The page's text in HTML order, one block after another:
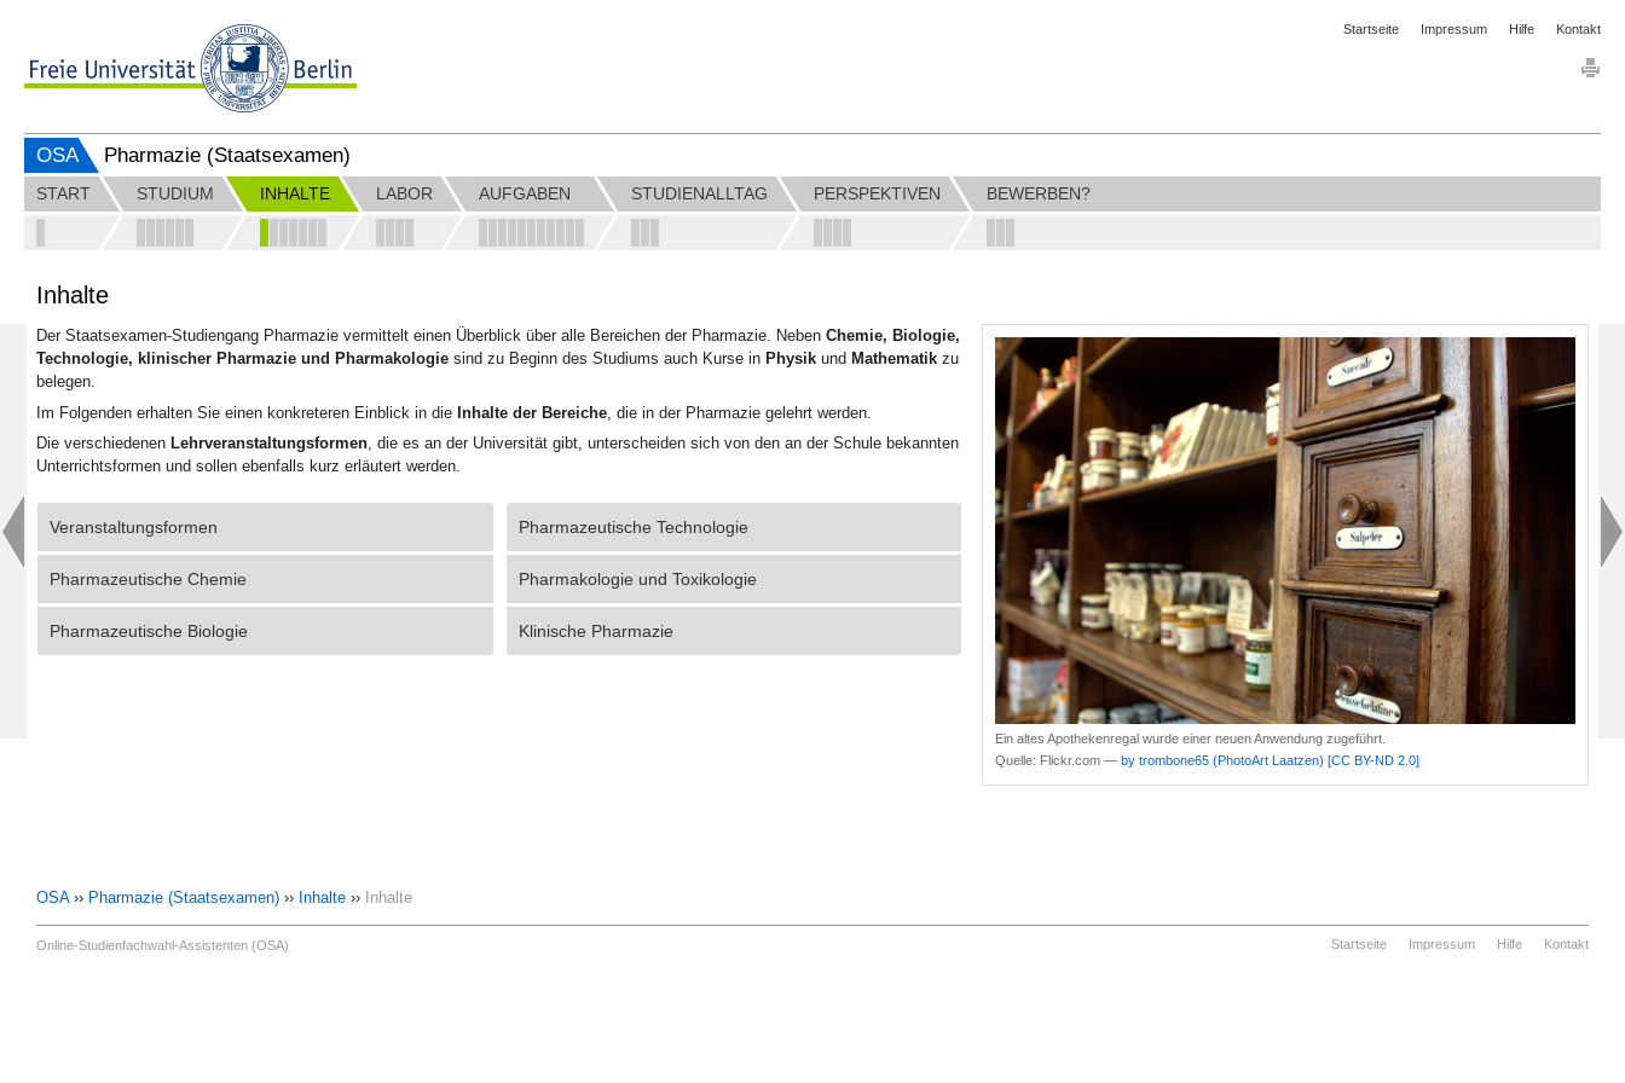
Startseite Impressum Hilfe Kontakt
OSA Pharmazie (Staatsexamen)
START STUDIUM INHALTE LABOR AUFGABEN STUDIENALLTAG PERSPEKTIVEN BEWERBEN?
Inhalte
Der Staatsexamen-Studiengang Pharmazie vermittelt einen Überblick über alle Bereichen der Pharmazie. Neben Chemie, Biologie,
Technologie, klinischer Pharmazie und Pharmakologie sind zu Beginn des Studiums auch Kurse in Physik und Mathematik zu
belegen.
Im Folgenden erhalten Sie einen konkreteren Einblick in die Inhalte der Bereiche , die in der Pharmazie gelehrt werden.
Die verschiedenen Lehrveranstaltungsformen, die es an der Universität gibt, unterscheiden sich von den an der Schule bekannten
Unterrichtsformen und sollen ebenfalls kurz erläutert werden.
Veranstaltungsformen
Pharmazeutische Chemie
Pharmazeutische Biologie
Pharmazeutische Technologie
Pharmakologie und Toxikologie
Klinische Pharmazie
Ein altes Apothekenregal wurde einer neuen Anwendung zugeführt.
Quelle: Flickr.com — by trombone65 (PhotoArt Laatzen) [CC BY-ND 2.0]
OSA›› Pharmazie (Staatsexamen) ›› Inhalte ›› Inhalte
Online-Studienfachwahl-Assistenten (OSA) Startseite Impressum Hilfe Kontakt